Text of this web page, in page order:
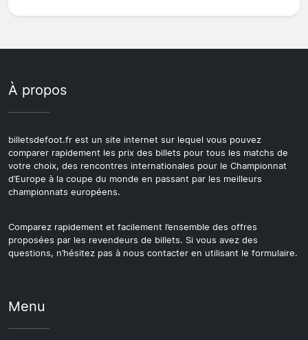
À propos
billetsdefoot.fr est un site internet sur lequel vous pouvez
comparer rapidement les prix des billets pour tous les matchs de
votre choix, des rencontres internationales pour le Championnat
d’Europe à la coupe du monde en passant par les meilleurs
championnats européens.
Comparez rapidement et facilement l’ensemble des offres
proposées par les revendeurs de billets. Si vous avez des
questions, n’hésitez pas à nous contacter en utilisant le formulaire.
Menu